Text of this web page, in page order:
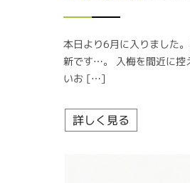
本日より6月に入りました
新です…。 入梅を間近に控
いお […]
詳しく見る